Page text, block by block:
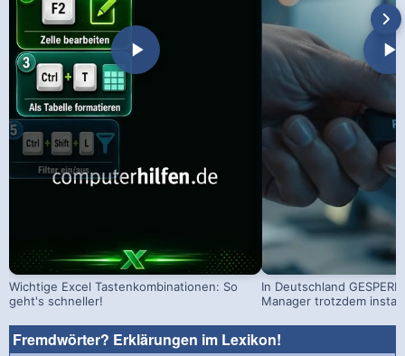
Wichtige Excel Tastenkombinationen: So
geht's schneller!
In Deutschland
Manager trotzdem
Fremdwörter? Erklärungen im Lexikon!